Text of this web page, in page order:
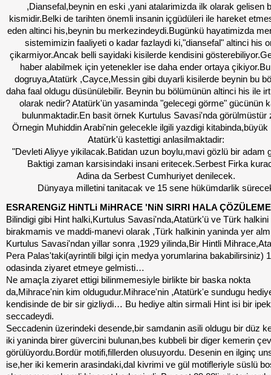
,Diansefal,beynin en eski ,yani atalarimizda ilk olarak gelisen
kismidir.Belki de tarihten önemli insanin içgüdüleri ile hareket
eden altinci his,beynin bu merkezindeydi.Bugünkü hayatimizda
sistemimizin faaliyeti o kadar fazlaydi ki,"diansefal" altinci his
çikarmiyor.Ancak belli sayidaki kisilerde kendisini
haber alabilmek için yetenekler ise daha ender ortaya
dogruya,Atatürk ,Cayce,Messin gibi duyarli kisilerde beynin bu
daha faal oldugu düsünülebilir. Beynin bu bölümünün altinci his ile
olarak nedir? Atatürk'ün yasaminda "gelecegi görme" gücünün
bulunmaktadir.En basit örnek Kurtulus Savasi'nda görülmüstür
Örnegin Muhiddin Arabi'nin gelecekle ilgili yazdigi kitabinda,büyük
Atatürk'ü kastettigi anlasilmaktadir:
"Devleti Aliyye yikilacak.Batidan uzun boylu,mavi gözlü bir adam
Baktigi zaman karsisindaki insani eritecek.Serbest Firka
Adina da Serbest Cumhuriyet denilecek.
Dünyaya milletini tanitacak ve 15 sene hükümdarlik
ESRARENGiZ HiNTLi MiHRACE 'NiN SIRRI HALA
Bilindigi gibi Hint halki,Kurtulus Savasi'nda,Atatürk'ü ve Türk
birakmamis ve maddi-manevi olarak ,Türk halkinin yaninda yer
Kurtulus Savasi'ndan yillar sonra ,1929 yilinda,Bir Hintli
Pera Palas'taki(ayrintili bilgi için medya yorumlarina bakabilirsiniz)
odasinda ziyaret etmeye gelmisti…
Ne amaçla ziyaret ettigi bilinmemesiyle birlikte bir baska nokta
da,Mihrace'nin kim oldugudur.Mihrace'nin ,Atatürk'e sundugu
kendisinde de bir sir gizliydi… Bu hediye altin sirmali Hint isi bir ipek
seccadeydi.
Seccadenin üzerindeki desende,bir samdanin asili oldugu bir düz
iki yaninda birer güvercini bulunan,bes kubbeli bir diger kemerin
görülüyordu.Bordür motifi,fillerden olusuyordu. Desenin en ilginç
ise,her iki kemerin arasindaki,dal kivrimi ve gül motifleriyle süslü